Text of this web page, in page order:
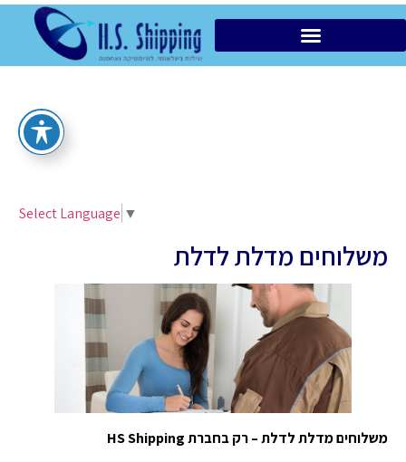
Select Language ▼
משלוחים מדלת לדלת
משלוחים מדלת לדלת – רק בחברת HS Shipping